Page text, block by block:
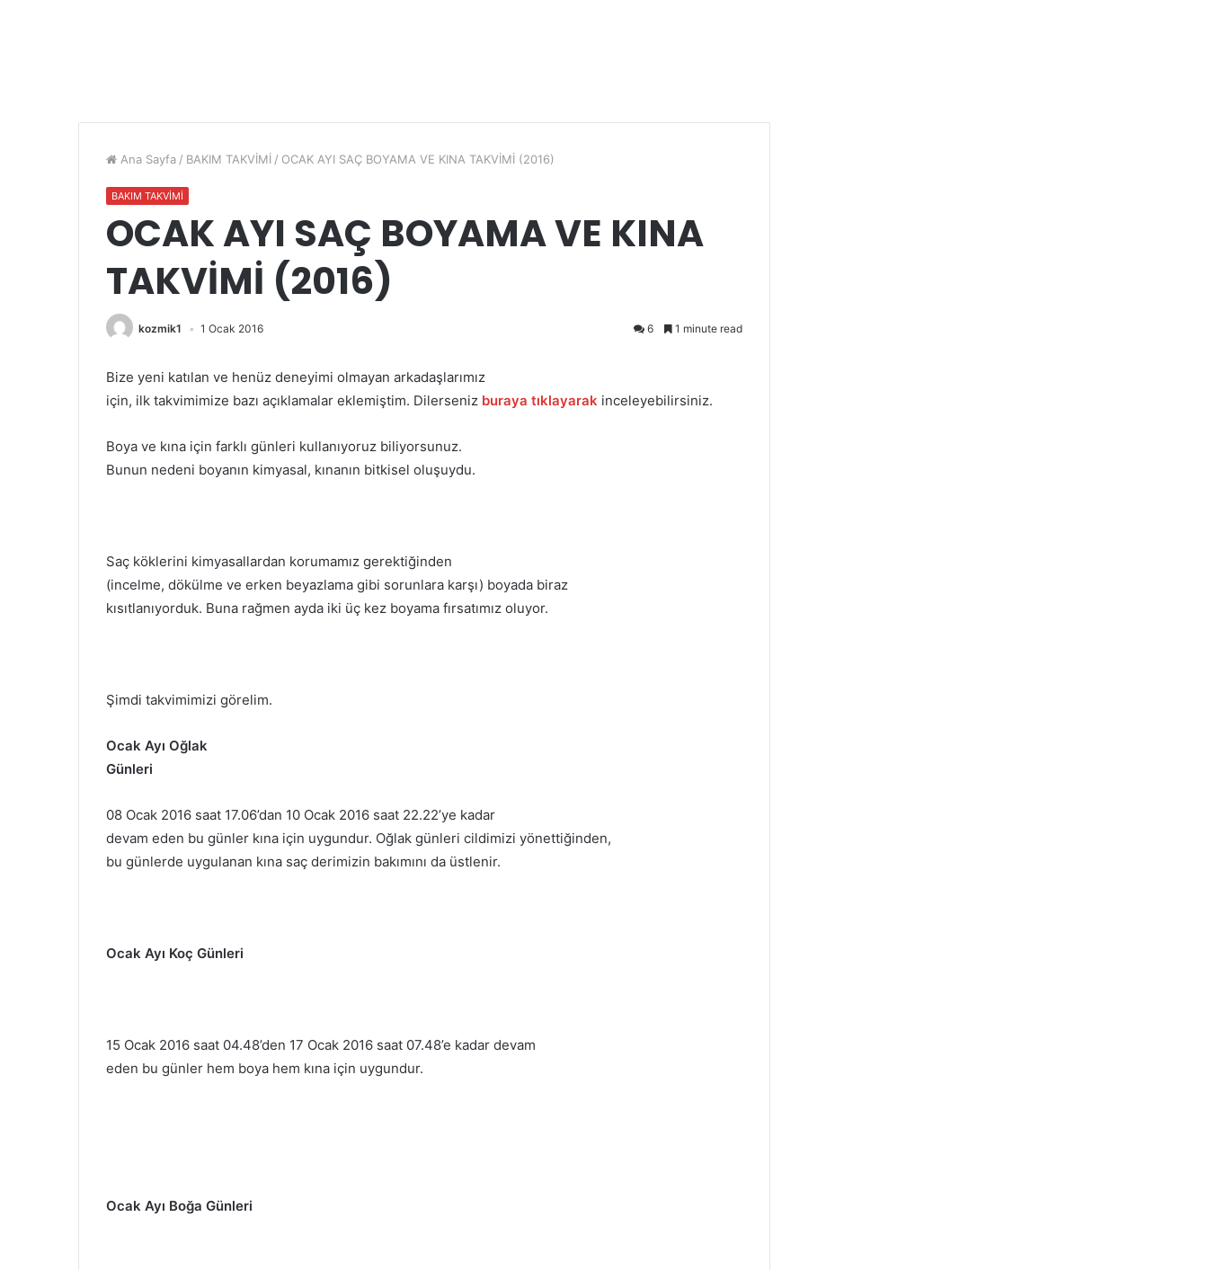
Ana Sayfa / BAKIM TAKVİMİ / OCAK AYI SAÇ BOYAMA VE KINA TAKVİMİ (2016)
BAKIM TAKVİMİ
OCAK AYI SAÇ BOYAMA VE KINA
TAKVİMİ (2016)
kozmik1 1 Ocak 2016 6 1 minute read
Bize yeni katılan ve henüz deneyimi olmayan arkadaşlarımız
için, ilk takvimimize bazı açıklamalar eklemiştim. Dilerseniz buraya tıklayarak inceleyebilirsiniz.
Boya ve kına için farklı günleri kullanıyoruz biliyorsunuz.
Bunun nedeni boyanın kimyasal, kınanın bitkisel oluşuydu.
Saç köklerini kimyasallardan korumamız gerektiğinden
(incelme, dökülme ve erken beyazlama gibi sorunlara karşı) boyada biraz
kısıtlanıyorduk. Buna rağmen ayda iki üç kez boyama fırsatımız oluyor.
Şimdi takvimimizi görelim.
Ocak Ayı Oğlak
Günleri
08 Ocak 2016 saat 17.06’dan 10 Ocak 2016 saat 22.22’ye kadar
devam eden bu günler kına için uygundur. Oğlak günleri cildimizi yönettiğinden,
bu günlerde uygulanan kına saç derimizin bakımını da üstlenir.
Ocak Ayı Koç Günleri
15 Ocak 2016 saat 04.48’den 17 Ocak 2016 saat 07.48’e kadar devam
eden bu günler hem boya hem kına için uygundur.
Ocak Ayı Boğa Günleri